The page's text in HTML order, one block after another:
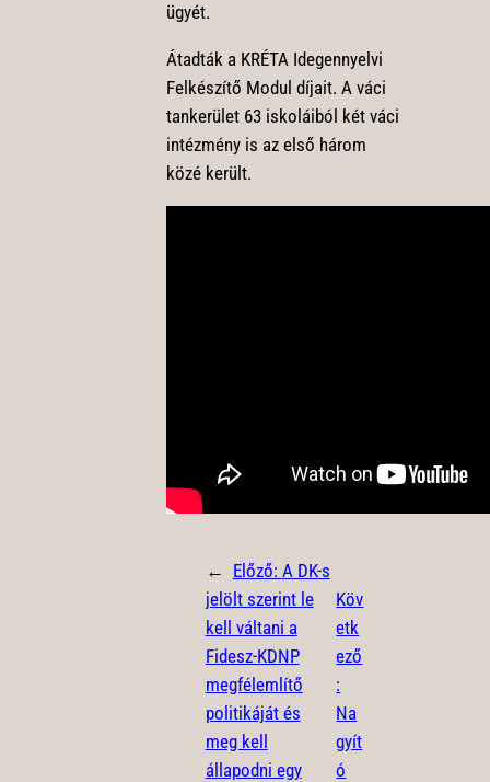
ügyét.
Átadták a KRÉTA Idegennyelvi
Felkészítő Modul díjait. A váci
tankerület 63 iskoláiból két váci
intézmény is az első három
közé került.
← Előző: A DK-s
jelölt szerint le
kell váltani a
Fidesz-KDNP
megfélemlítő
politikáját és
meg kell
állapodni egy
Köv
etk
ező
:
Na
gyít
ó